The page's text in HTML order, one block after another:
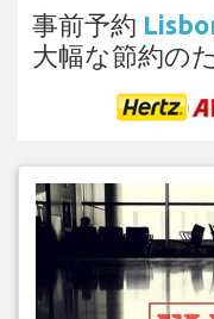
事前予約
大幅な節約の